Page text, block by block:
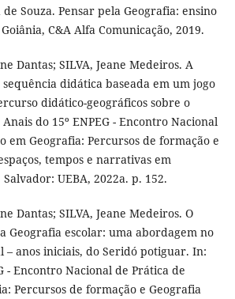
de Souza. Pensar pela Geografia: ensino
C&A Alfa Comunicação, 2019.
Dantas; SILVA, Jeane Medeiros. A
didática baseada em um jogo
didático-geográficos sobre o
do 15º ENPEG - Encontro Nacional
em Geografia: Percursos de formação e
tempos e narrativas em
UEBA, 2022a. p. 152.
Dantas; SILVA, Jeane Medeiros. O
Geografia escolar: uma abordagem no
– anos iniciais, do Seridó potiguar. In:
- Encontro Nacional de Prática de
Percursos de formação e Geografia